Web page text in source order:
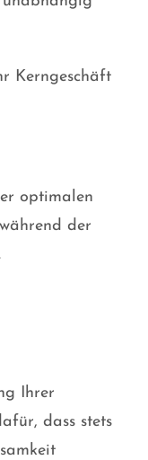
Kerngeschäft
optimalen
der
Ihrer
dass stets